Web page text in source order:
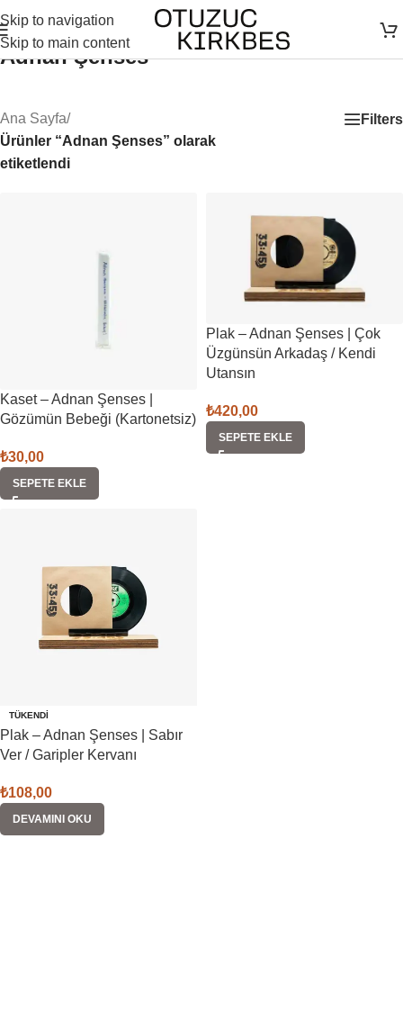
Skip to navigation
Skip to main content
Adnan Şenses
Ana Sayfa/
Ürünler “Adnan Şenses” olarak
etiketlendi
Filters
Kaset – Adnan Şenses |
Gözümün Bebeği (Kartonetsiz)
₺30,00
SEPETE EKLE
Plak – Adnan Şenses | Çok
Üzgünsün Arkadaş / Kendi
Utansın
₺420,00
SEPETE EKLE
TÜKENDI
Plak – Adnan Şenses | Sabır
Ver / Garipler Kervanı
₺108,00
DEVAMINI OKU